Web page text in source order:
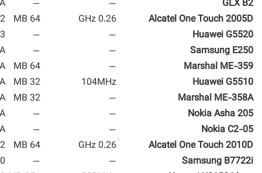
GLX B2
—
—
Alcatel One Touch 2005D
0.26 GHz
64 MB
2 MP
Huawei G5520
—
—
Samsung E250
—
—
Marshal ME-359
—
64 MB
Huawei G5510
104MHz
32 MB
Marshal ME-358A
—
32 MB
Nokia Asha 205
—
—
Nokia C2-05
—
—
Alcatel One Touch 2010D
0.26 GHz
64 MB
2 MP
Samsung B7722i
—
—